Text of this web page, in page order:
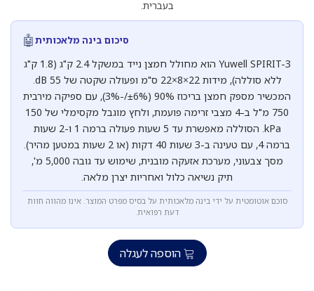
בעברית.
סיכום בינה מלאכותית🤖
Yuwell SPIRIT-3 הוא מחולל חמצן נייד במשקל 2.4 ק"ג (1.8 ק"ג
ללא סוללה), מידות 22×8×22 ס"מ ופעולה שקטה של 55 dB.
המכשיר מספק חמצן בריכוז 90% (±6%/-3%), עם ספיקה מירבית
750 מ"ל ב-4 מצבי זרימה פועמת, ולחץ מוגבל מקסימלי של 150
kPa. הסוללה מאפשרת עד 5 שעות פעולה ברמה 1 ו-2 שעות
ברמה 4, עם טעינה ב-3 שעות 40 דקות (או 2 שעות במטען מהיר).
מסך צבעוני, מערכת אזעקה מובנית, שימוש עד גובה 5,000 מ',
תיק נשיאה כלול ואחריות יצרן מלאה.
סוכם אוטומטית על ידי בינה מלאכותית על בסיס מפרט המוצר. אינו מהווה חוות
דעת רפואית.
הוספה לעגלה